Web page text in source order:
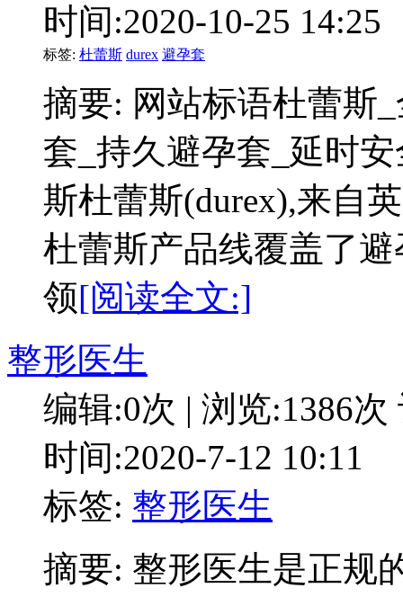
时间:2020-10-25 14:25
标签: 杜蕾斯 durex 避孕套
摘要: 网站标语杜蕾斯
套_持久避孕套_延时
斯杜蕾斯(durex),来自
杜蕾斯产品线覆盖了
领[阅读全文:]
整形医生
编辑:0次 | 浏览:1386次
时间:2020-7-12 10:11
标签: 整形医生
摘要: 整形医生是正规